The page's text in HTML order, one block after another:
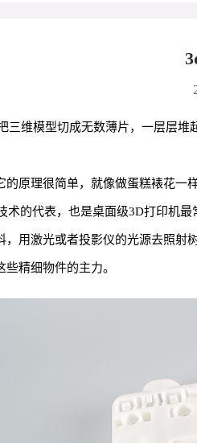
维模型切成无数薄片，一层层堆
原理很简单，就像做蛋糕裱花
的代表，也是桌面级3D打印机最
用激光或者投影仪的光源去照射
精细物件的主力。